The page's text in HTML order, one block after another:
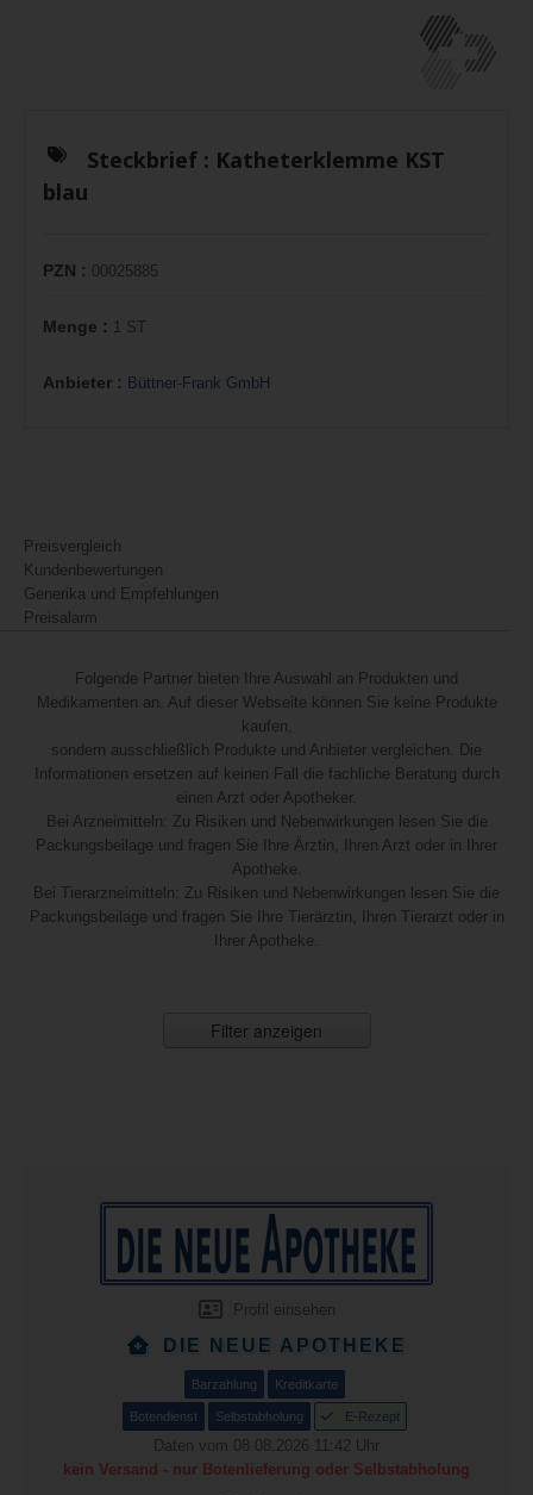
Steckbrief : Katheterklemme KST
blau
PZN : 00025885
Menge : 1 ST
Anbieter : Büttner-Frank GmbH
Preisvergleich
Kundenbewertungen
Generika und Empfehlungen
Preisalarm
Folgende Partner bieten Ihre Auswahl an Produkten und
Medikamenten an. Auf dieser Webseite können Sie keine Produkte
kaufen,
sondern ausschließlich Produkte und Anbieter vergleichen. Die
Informationen ersetzen auf keinen Fall die fachliche Beratung durch
einen Arzt oder Apotheker.
Bei Arzneimitteln: Zu Risiken und Nebenwirkungen lesen Sie die
Packungsbeilage und fragen Sie Ihre Ärztin, Ihren Arzt oder in Ihrer
Apotheke.
Bei Tierarzneimitteln: Zu Risiken und Nebenwirkungen lesen Sie die
Packungsbeilage und fragen Sie Ihre Tierärztin, Ihren Tierarzt oder in
Ihrer Apotheke.
Filter anzeigen
Profil einsehen
DIE NEUE APOTHEKE
Barzahlung Kreditkarte
Botendienst Selbstabholung E-Rezept
Daten vom 08.08.2026 11:42 Uhr
kein Versand - nur Botenlieferung oder Selbstabholung